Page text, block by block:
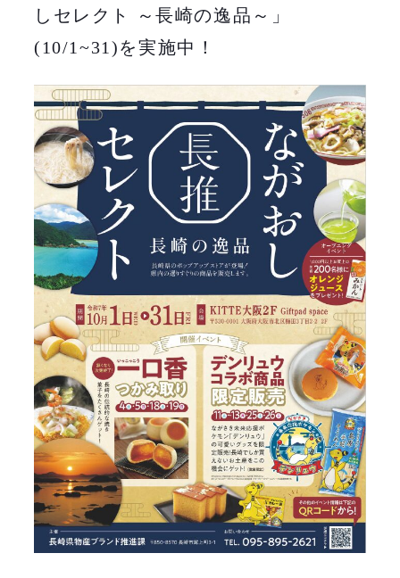
しセレクト ～長崎の逸品～」
(10/1~31)を実施中！